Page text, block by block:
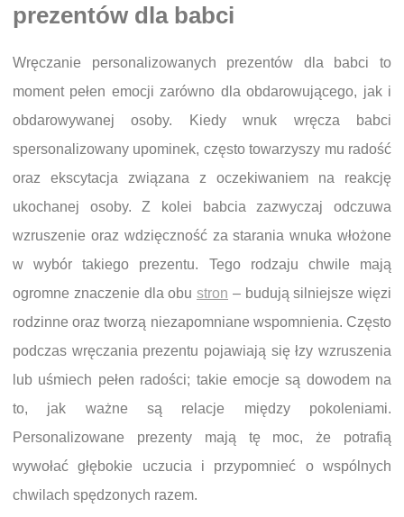
prezentów dla babci
Wręczanie personalizowanych prezentów dla babci to
moment pełen emocji zarówno dla obdarowującego, jak i
obdarowywanej osoby. Kiedy wnuk wręcza babci
spersonalizowany upominek, często towarzyszy mu radość
oraz ekscytacja związana z oczekiwaniem na reakcję
ukochanej osoby. Z kolei babcia zazwyczaj odczuwa
wzruszenie oraz wdzięczność za starania wnuka włożone
w wybór takiego prezentu. Tego rodzaju chwile mają
ogromne znaczenie dla obu stron – budują silniejsze więzi
rodzinne oraz tworzą niezapomniane wspomnienia. Często
podczas wręczania prezentu pojawiają się łzy wzruszenia
lub uśmiech pełen radości; takie emocje są dowodem na
to, jak ważne są relacje między pokoleniami.
Personalizowane prezenty mają tę moc, że potrafią
wywołać głębokie uczucia i przypomnieć o wspólnych
chwilach spędzonych razem.